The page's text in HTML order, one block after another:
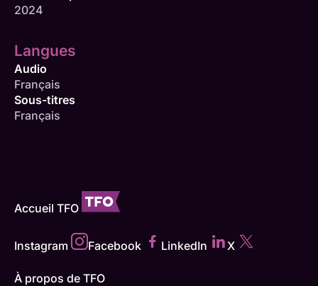
2024
Langues
Audio
Français
Sous-titres
Français
Accueil TFO
Instagram Facebook LinkedIn X
À propos de TFO